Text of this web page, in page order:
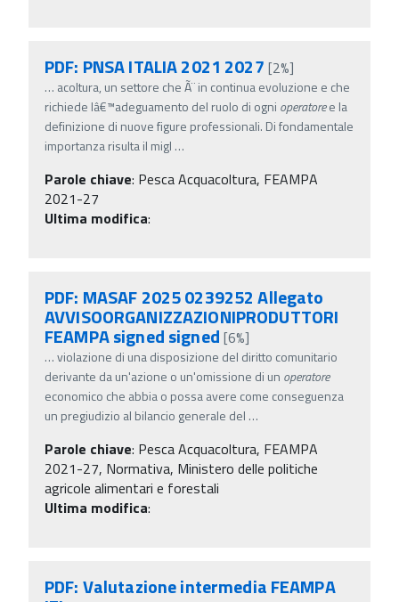
PDF: PNSA ITALIA 2021 2027 [2%]
… acoltura, un settore che Ã¨ in continua evoluzione e che
richiede lâ€™adeguamento del ruolo di ogni operatoree la
definizione di nuove figure professionali. Di fondamentale
importanza risulta il migl …
Parole chiave: Pesca Acquacoltura, FEAMPA
2021-27
Ultima modifica:
PDF: MASAF 2025 0239252 Allegato
AVVISOORGANIZZAZIONIPRODUTTORI
FEAMPA signed signed [6%]
…violazione di una disposizione del diritto comunitario
derivante da un'azione o un'omissione di un operatore
economico che abbia o possa avere come conseguenza
un pregiudizio al bilancio generale del …
Parole chiave: Pesca Acquacoltura, FEAMPA
2021-27, Normativa, Ministero delle politiche
agricole alimentari e forestali
Ultima modifica:
PDF: Valutazione intermedia FEAMPA